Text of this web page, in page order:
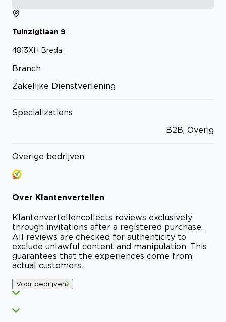
Tuinzigtlaan 9
4813XH Breda
Branch
Zakelijke Dienstverlening
Specializations
B2B, Overig
Overige bedrijven
Over Klantenvertellen
Klantenvertellencollects reviews exclusively
through invitations after a registered purchase.
All reviews are checked for authenticity to
exclude unlawful content and manipulation. This
guarantees that the experiences come from
actual customers.
Voor bedrijven